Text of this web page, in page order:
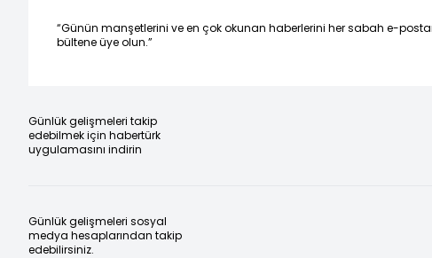
“Günün manşetlerini ve en çok okunan haberlerini her sabah e-
bültene üye olun.”
Günlük gelişmeleri takip
edebilmek için habertürk
uygulamasını indirin
Günlük gelişmeleri sosyal
medya hesaplarından takip
edebilirsiniz.